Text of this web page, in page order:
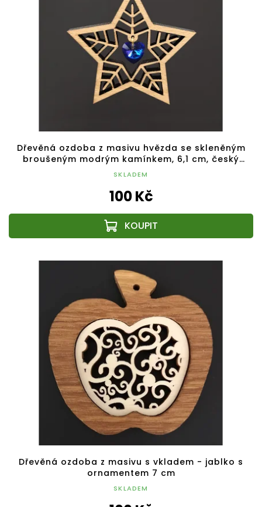
Dřevěná ozdoba z masivu hvězda se skleněným
broušeným modrým kamínkem, 6,1 cm, český
výrobek
SKLADEM
100 Kč
Dřevěná ozdoba z masivu s vkladem - jablko s
ornamentem 7 cm
SKLADEM